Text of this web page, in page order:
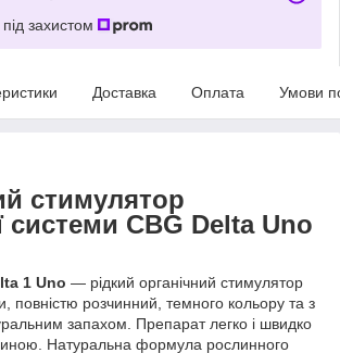
захистом
Доставка Оплата Умови
стимулятор
системи CBG Delta Uno
1 Uno — рідкий органічний стимулятор
повністю розчинний, темного кольору та з
запахом. Препарат легко і швидко
Натуральна формула рослинного